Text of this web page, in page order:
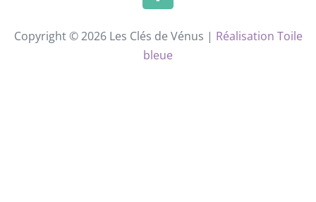
Copyright © 2026 Les Clés de Vénus | Réalisation Toile
bleue